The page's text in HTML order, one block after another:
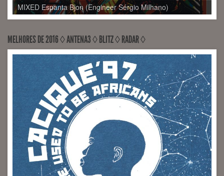
MELHORES DE 2016 ◊ ANTENA3 ◊ BLITZ ◊ RADAR ◊